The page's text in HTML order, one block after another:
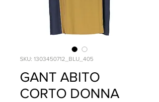
SKU: 1303450712_BLU_405
GANT ABITO
CORTO DONNA